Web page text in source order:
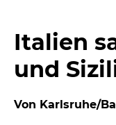
Italien
und
Von Karlsruhe/